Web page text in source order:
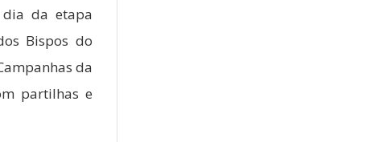
da etapa
Bispos do
da
partilhas e